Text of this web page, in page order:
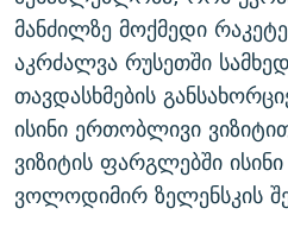
მანძილზე მოქმედი
აკრძალვა რუსეთში
თავდასხმების
ისინი ერთობლივი
ვიზიტის ფარგლებში
ვოლოდიმირ ზელენსკის